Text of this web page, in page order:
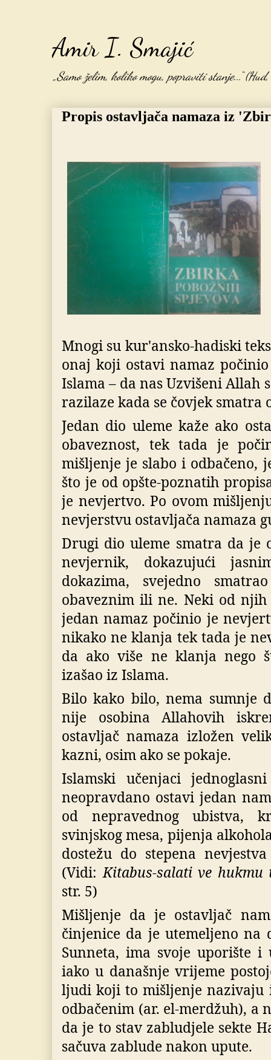
Amir I. Smajić
„Samo želim, koliko mogu, popraviti stanje...“
Propis ostavljača namaza iz
Mnogi su kur'ansko-hadiski
onaj koji ostavi namaz
Islama – da nas Uzvišeni Allah
razilaze kada se čovjek smatra
Jedan dio uleme kaže ako
obaveznost, tek tada je
mišljenje je slabo i odbačeno,
što je od opšte-poznatih
je nevjertvo. Po ovom
nevjerstvu ostavljača namaza
Drugi dio uleme smatra da je
nevjernik, dokazujući
dokazima, svejedno
obaveznim ili ne. Neki od
jedan namaz počinio je
nikako ne klanja tek tada je
da ako više ne klanja nego
izašao iz Islama.
Bilo kako bilo, nema sumnje
nije osobina Allahovih
ostavljač namaza izložen
kazni, osim ako se pokaje.
Islamski učenjaci
neopravdano ostavi jedan
od nepravednog ubistva,
svinjskog mesa, pijenja
dostežu do stepena
(Vidi:Kitabus-salati ve
str. 5)
Mišljenje da je ostavljač
činjenice da je utemeljeno na
Sunneta, ima svoje uporište
iako u današnje vrijeme
ljudi koji to mišljenje nazivaju
odbačenim (ar. el-merdžuh), a
da je to stav zabludjele sekte
sačuva zablude nakon upute.